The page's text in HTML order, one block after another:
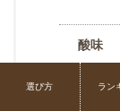
酸味
苦味
選び方 ラン